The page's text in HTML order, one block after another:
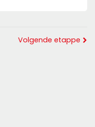
Volgende etappe